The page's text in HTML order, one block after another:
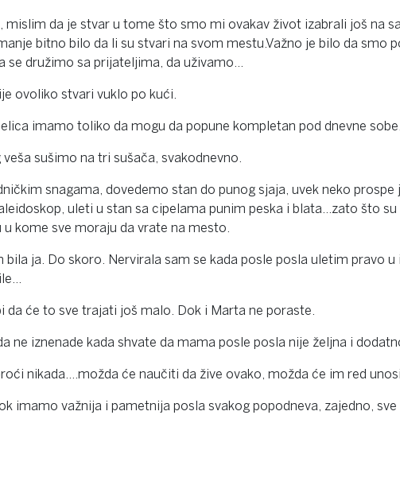
mislim da je stvar u tome što smo mi ovakav život izabrali još na
bitno bilo da li su stvari na svom mestu.Važno je bilo da smo
se družimo sa prijateljima, da uživamo…
ovoliko stvari vuklo po kući.
imamo toliko da mogu da popune kompletan pod dnevne sobe.
sušimo na tri sušača, svakodnevno.
snagama, dovedemo stan do punog sjaja, uvek neko
uleti u stan sa cipelama punim peska i blata…zato što
kome sve moraju da vrate na mesto.
bila ja. Do skoro. Nervirala sam se kada posle posla uletim pravo
da će to sve trajati još malo. Dok i Marta ne poraste.
ne iznenade kada shvate da mama posle posla nije željna i
nikada….možda će naučiti da žive ovako, možda će im red
imamo važnija i pametnija posla svakog popodneva, zajedno,